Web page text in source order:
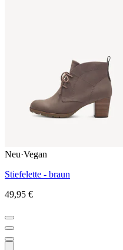
Neu·Vegan
Stiefelette - braun
49,95 €